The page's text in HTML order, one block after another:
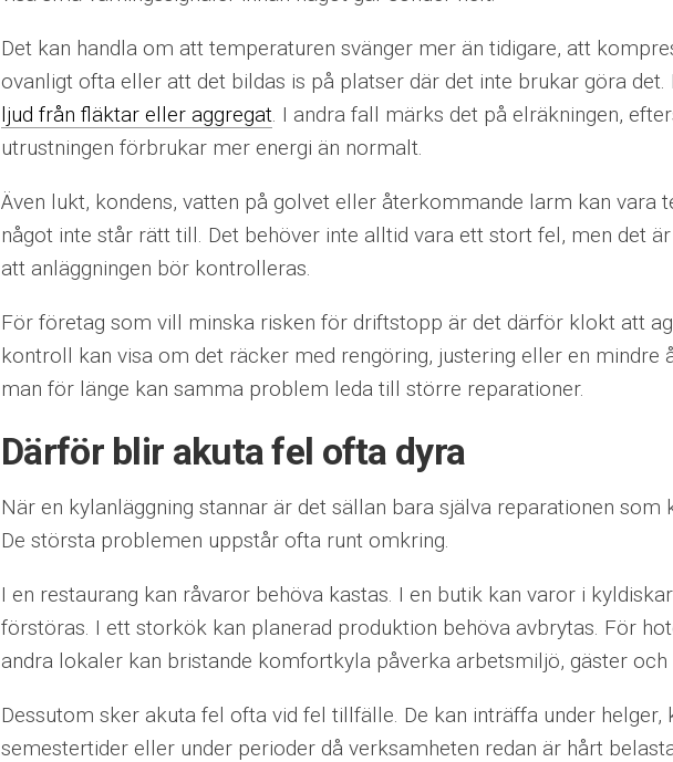
Det kan handla om att temperaturen svänger mer än tidigare, att
ovanligt ofta eller att det bildas is på platser där det inte brukar göra det.
ljud från fläktar eller aggregat. I andra fall märks det på elräkningen,
utrustningen förbrukar mer energi än normalt.
Även lukt, kondens, vatten på golvet eller återkommande larm kan vara
något inte står rätt till. Det behöver inte alltid vara ett stort fel, men det
att anläggningen bör kontrolleras.
För företag som vill minska risken för driftstopp är det därför klokt att
kontroll kan visa om det räcker med rengöring, justering eller en mindre
man för länge kan samma problem leda till större reparationer.
Därför blir akuta fel ofta dyra
När en kylanläggning stannar är det sällan bara själva reparationen som
De största problemen uppstår ofta runt omkring.
I en restaurang kan råvaror behöva kastas. I en butik kan varor i
förstöras. I ett storkök kan planerad produktion behöva avbrytas. För
andra lokaler kan bristande komfortkyla påverka arbetsmiljö, gäster och
Dessutom sker akuta fel ofta vid fel tillfälle. De kan inträffa under helger,
semestertider eller under perioder då verksamheten redan är hårt